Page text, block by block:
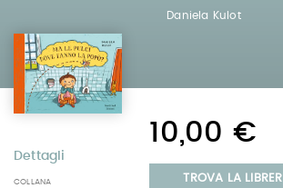
Daniela Kulot
Dettagli
COLLANA
10,00 €
TROVA LA